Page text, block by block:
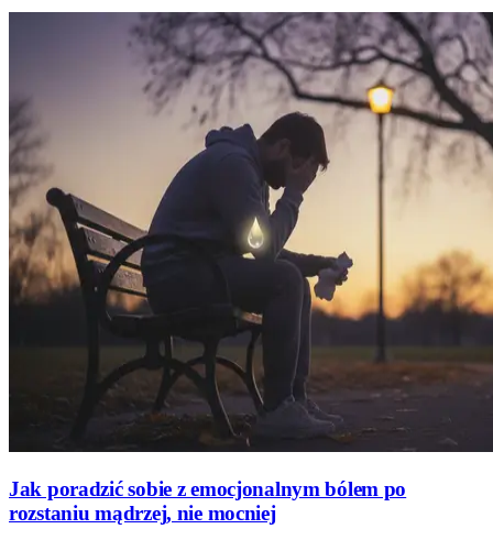
Jak poradzić sobie z emocjonalnym bólem po
rozstaniu mądrzej, nie mocniej